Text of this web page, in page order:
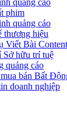
quảng cáo
phim
quảng cáo
thương hiệu
Viết Bài
hữu trí tuệ
quảng cáo
bán Bất
doanh nghiệp